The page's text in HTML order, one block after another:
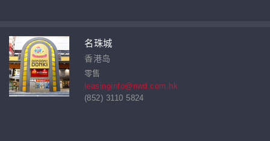
名珠城
香港岛
零售
leasinginfo@nwd.com.hk
(852) 3110 5824